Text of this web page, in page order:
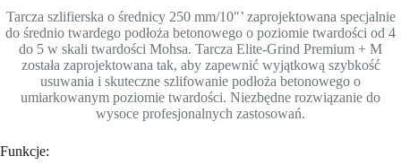
Tarcza szlifierska o średnicy 250 mm/10″’ zaprojektowana specjalnie
do średnio twardego podłoża betonowego o poziomie twardości od 4
do 5 w skali twardości Mohsa. Tarcza Elite-Grind Premium + M
została zaprojektowana tak, aby zapewnić wyjątkową szybkość
usuwania i skuteczne szlifowanie podłoża betonowego o
umiarkowanym poziomie twardości. Niezbędne rozwiązanie do
wysoce profesjonalnych zastosowań.
Funkcje: